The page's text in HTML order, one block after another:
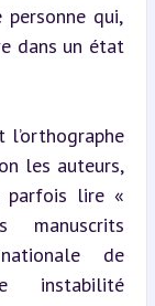
qui,
dans un état
les auteurs,
parfois lire «
manuscrits
de
instabilité